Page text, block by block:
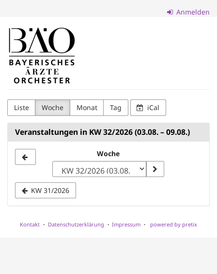
Inhalt
springen
Anmelden
Verein
zur
Förderung
des
Bayerischen
Ärzteorchesters
e.V.
Liste Woche Monat Tag iCal
Veranstaltungen in KW 32/2026 (03.08. – 09.08.)
zur
Anzeige
auswählen
Woche
KW 31/2026
Kontakt Datenschutzerklärung Impressum powered by pretix